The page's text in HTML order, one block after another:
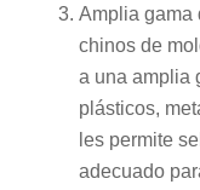
Amplia gama
chinos de
a una amplia
plásticos,
les permite
adecuado